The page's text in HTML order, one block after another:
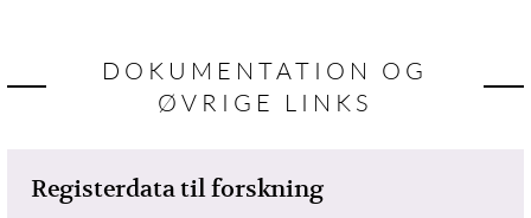
DOKUMENTATION OG
ØVRIGE LINKS
Registerdata til forskning